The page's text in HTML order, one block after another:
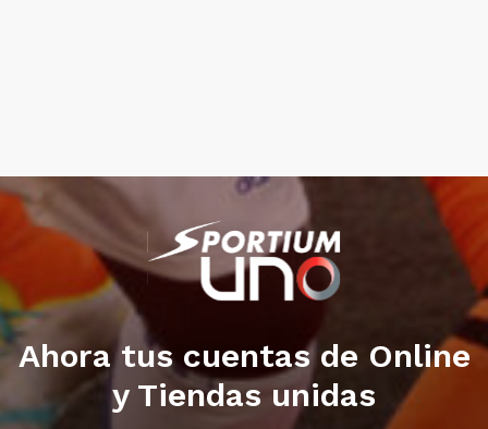
Ahora tus cuentas de Online
y Tiendas unidas